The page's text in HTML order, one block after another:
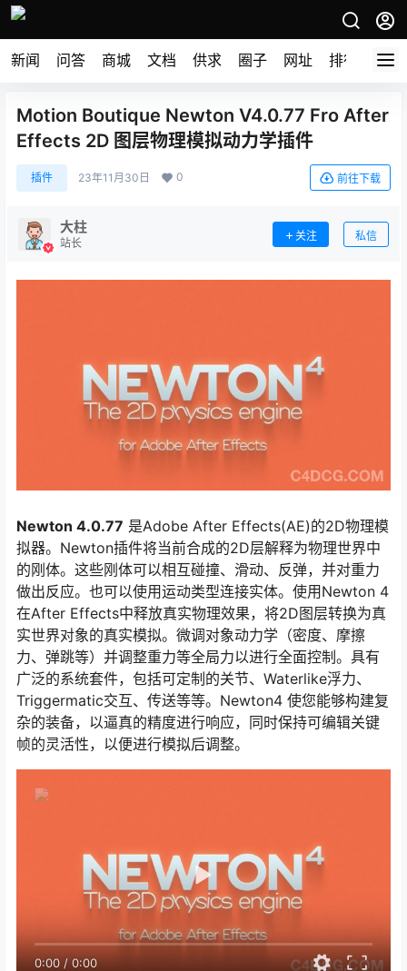
新闻 问答 商城 文档 供求 圈子 网址 排行榜
Motion Boutique Newton V4.0.77 Fro After
Effects 2D 图层物理模拟动力学插件
插件 23年11月30日 0 前往下载
大柱
站长
关注 私信
Newton 4.0.77 是Adobe After Effects(AE)的2D物理模
拟器。Newton插件将当前合成的2D层解释为物理世界中
的刚体。这些刚体可以相互碰撞、滑动、反弹，并对重力
做出反应。也可以使用运动类型连接实体。使用Newton 4
在After Effects中释放真实物理效果，将2D图层转换为真
实世界对象的真实模拟。微调对象动力学（密度、摩擦
力、弹跳等）并调整重力等全局力以进行全面控制。具有
广泛的系统套件，包括可定制的关节、Waterlike浮力、
Triggermatic交互、传送等等。Newton4 使您能够构建复
杂的装备，以逼真的精度进行响应，同时保持可编辑关键
帧的灵活性，以便进行模拟后调整。
0:00/ 0:00